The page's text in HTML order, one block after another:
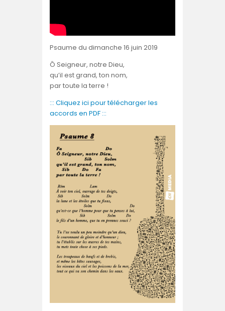
Psaume du dimanche 16 juin 2019
Ô Seigneur, notre Dieu,
qu’il est grand, ton nom,
par toute la terre !
::: Cliquez ici pour télécharger les
accords en PDF :::